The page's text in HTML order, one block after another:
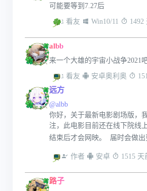
可能要等到7.27后
看友 Win10/11 1492
albb
来一个大雄的宇宙小战争2021吧
看友 安卓奥利奥
远方
@albb
你好，关于最新电影剧场版，
注，此电影目前还在线下院线
结束后才会网映。  届时会做出
作者 安卓 1515 天
路子